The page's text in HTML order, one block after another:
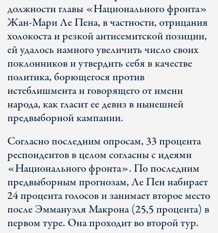
должности главы «Национального фронта»
Жан-Мари Ле Пена, в частности, отрицания
холокоста и резкой антисемитской позиции,
ей удалось намного увеличить число своих
поклонников и утвердить себя в качестве
политика, борющегося против
истеблишмента и говорящего от имени
народа, как гласит ее девиз в нынешней
предвыборной кампании.
Согласно последним опросам, 33 процента
респондентов в целом согласны с идеями
«Национального фронта». По последним
предвыборным прогнозам, Ле Пен набирает
24 процента голосов и занимает второе место
после Эммануэля Макрона (25,5 процента) в
первом туре. Она проходит во второй тур.